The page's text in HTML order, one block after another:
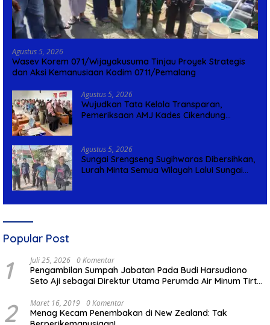
Agustus 5, 2026
Wasev Korem 071/Wijayakusuma Tinjau Proyek Strategis
dan Aksi Kemanusiaan Kodim 0711/Pemalang
Agustus 5, 2026
Wujudkan Tata Kelola Transparan,
Pemeriksaan AMJ Kades Cikendung
Agustus 5, 2026
Sungai Srengseng Sugihwaras Dibersihkan,
Lurah Minta Semua Wilayah Lalui Sungai
Popular Post
1 Juli 25, 2026 0 Komentar
Pengambilan Sumpah Jabatan Pada Budi Harsudiono
Seto Aji sebagai Direktur Utama Perumda Air Minum Tirta
2 Maret 16, 2019 0 Komentar
Menag Kecam Penembakan di New Zealand: Tak